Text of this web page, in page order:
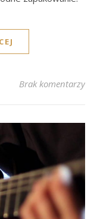
Brak komentarzy